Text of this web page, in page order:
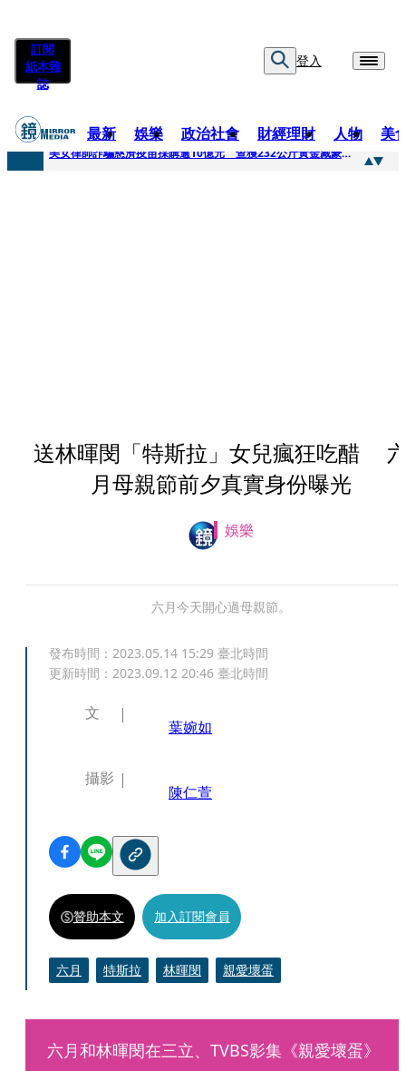
訂閱
紙本雜
誌
登入
最新 娛樂 政治社會 財經理財 人物 美
快訊
美女律師詐騙慈濟疫苗採購逾10億元 查獲232公斤黃金藏豪宅地板下
送林暉閔「特斯拉」女兒瘋狂吃醋
月母親節前夕真實身份曝光
娛樂
六月今天開心過母親節。
發布時間： 2023.05.14 15:29 臺北時間
更新時間： 2023.09.12 20:46 臺北時間
文
葉婉如
攝影
陳仁萱
贊助本文 加入訂閱會員
六月 特斯拉 林暉閔 親愛壞蛋
六月和林暉閔在三立、TVBS影集《親愛壞蛋》